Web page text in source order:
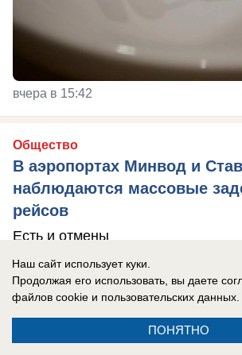
вчера в 15:42
Общество
В аэропортах Минвод и
наблюдаются массовые
рейсов
Есть и отмены
Наш сайт использует куки.
Продолжая его использовать, вы даете
файлов cookie и пользовательских данных.
ПОНЯТНО